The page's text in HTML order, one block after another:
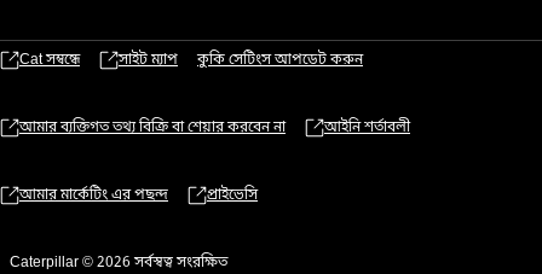
Cat সম্বন্ধে সাইট ম্যাপ কুকি সেটিংস আপডেট করুন
আমার ব্যক্তিগত তথ্য বিক্রি বা শেয়ার করবেন না আইনি শর্তাবলী
আমার মার্কেটিং এর পছন্দ প্রাইভেসি
Caterpillar © 2026 সর্বস্বত্ব সংরক্ষিত